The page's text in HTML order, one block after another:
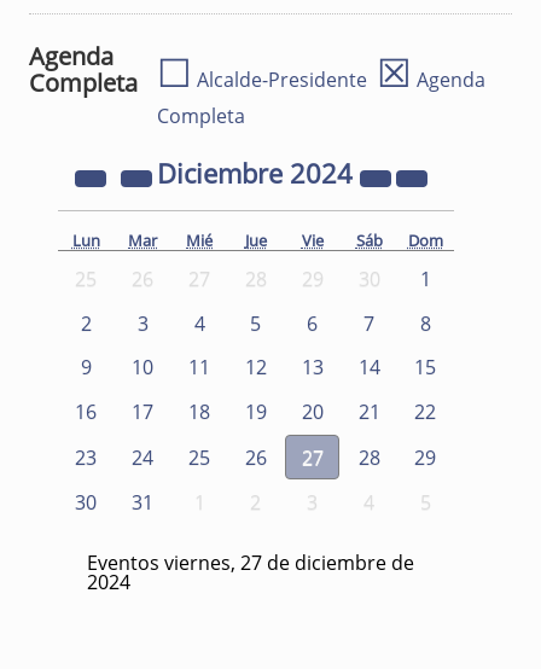
Agenda
Completa
☐ Alcalde-Presidente ☒ Agenda
Completa
Diciembre 2024
Lun Mar Mié Jue Vie Sáb Dom
25 26 27 28 29 30
1
2
3 4 5 6 7
8
9
10 11 12 13 14
15
16
17 18 19 20 21
22
23
24 25 26 27 28
29
30
31 1 2 3 4 5
Eventos viernes, 27 de diciembre de
2024